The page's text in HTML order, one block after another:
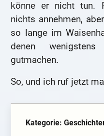
könne er nicht tun.
nichts annehmen,
so lange im
denen
gutmachen.
So, und ich ruf jetzt
Kategorie: